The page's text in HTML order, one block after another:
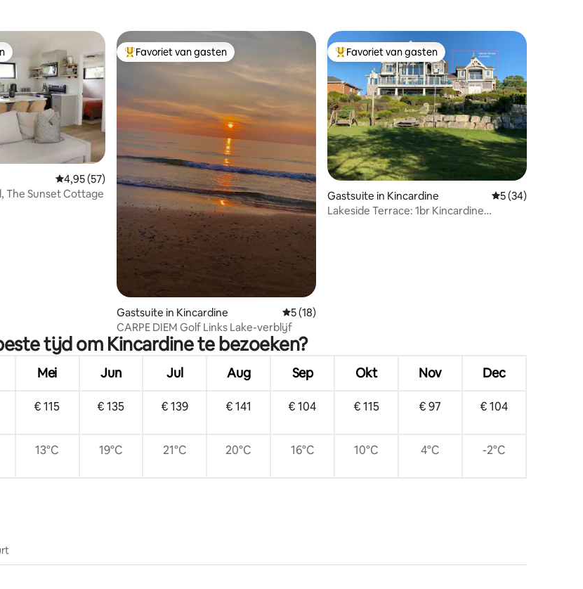
uit 5, 84 recensies
Gemiddelde beoordeling van 4,95 uit 5, 57 recensies
4,95 (57)
The Sunset Cottage
Topfavoriet van gasten
Favoriet van gasten
Gastsuite in Kincardine Gemiddelde beoordeling van 5 uit 5, 18 recensies
5 (18)
CARPE DIEM Golf Links Lake-verblijf
Topfavoriet van gasten
Favoriet van gasten
Gastsuite in Kincardine Gemiddelde
5 (34)
Lakeside Terrace: 1br Kincardine
tijd om Kincardine te bezoeken?
Mei Jun Jul Aug Sep Okt Nov Dec
€ 115 € 135 € 139 € 141 € 104 € 115 € 97 € 104
13°C 19°C 21°C 20°C 16°C 10°C 4°C -2°C